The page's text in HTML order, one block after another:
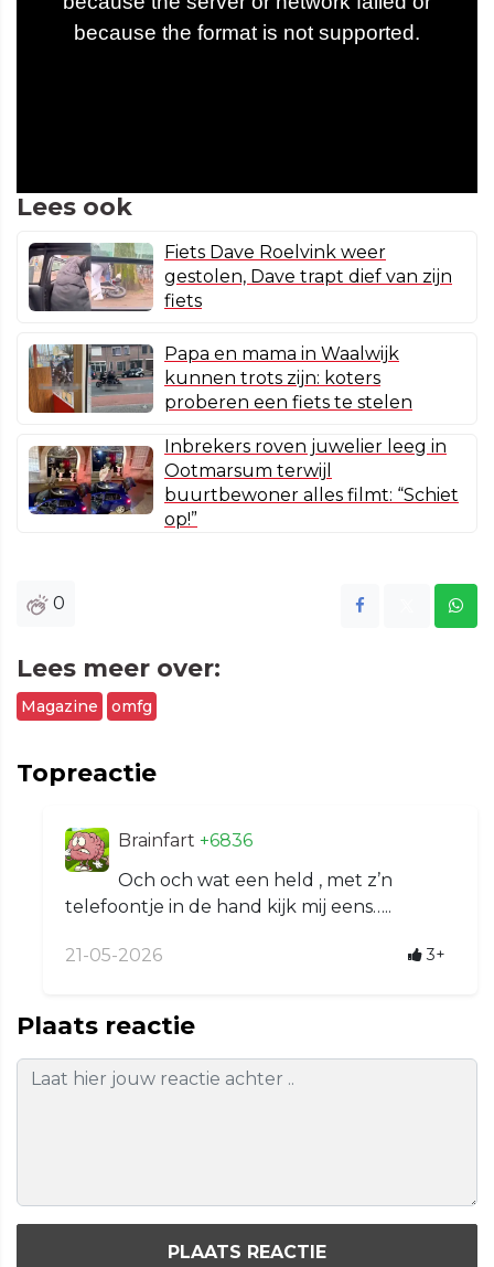
Lees ook
Fiets Dave Roelvink weer
gestolen, Dave trapt dief van zijn
fiets
Papa en mama in Waalwijk
kunnen trots zijn: koters
proberen een fiets te stelen
Inbrekers roven juwelier leeg in
Ootmarsum terwijl
buurtbewoner alles filmt: “Schiet
op!”
0
Lees meer over:
Magazine omfg
Topreactie
Brainfart +6836
Och och wat een held , met z’n
telefoontje in de hand kijk mij eens…..
21-05-2026 3+
Plaats reactie
PLAATS REACTIE